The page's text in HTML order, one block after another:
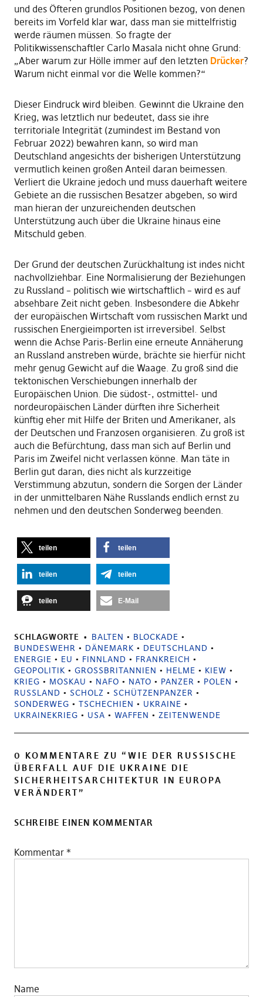
und des Öfteren grundlos Positionen bezog, von denen
bereits im Vorfeld klar war, dass man sie mittelfristig
werde räumen müssen. So fragte der
Politikwissenschaftler Carlo Masala nicht ohne Grund:
„Aber warum zur Hölle immer auf den letzten Drücker?
Warum nicht einmal vor die Welle kommen?“
Dieser Eindruck wird bleiben. Gewinnt die Ukraine den
Krieg, was letztlich nur bedeutet, dass sie ihre
territoriale Integrität (zumindest im Bestand von
Februar 2022) bewahren kann, so wird man
Deutschland angesichts der bisherigen Unterstützung
vermutlich keinen großen Anteil daran beimessen.
Verliert die Ukraine jedoch und muss dauerhaft weitere
Gebiete an die russischen Besatzer abgeben, so wird
man hieran der unzureichenden deutschen
Unterstützung auch über die Ukraine hinaus eine
Mitschuld geben.
Der Grund der deutschen Zurückhaltung ist indes nicht
nachvollziehbar. Eine Normalisierung der Beziehungen
zu Russland – politisch wie wirtschaftlich – wird es auf
absehbare Zeit nicht geben. Insbesondere die Abkehr
der europäischen Wirtschaft vom russischen Markt und
russischen Energieimporten ist irreversibel. Selbst
wenn die Achse Paris-Berlin eine erneute Annäherung
an Russland anstreben würde, brächte sie hierfür nicht
mehr genug Gewicht auf die Waage. Zu groß sind die
tektonischen Verschiebungen innerhalb der
Europäischen Union. Die südost-, ostmittel- und
nordeuropäischen Länder dürften ihre Sicherheit
künftig eher mit Hilfe der Briten und Amerikaner, als
der Deutschen und Franzosen organisieren. Zu groß ist
auch die Befürchtung, dass man sich auf Berlin und
Paris im Zweifel nicht verlassen könne. Man täte in
Berlin gut daran, dies nicht als kurzzeitige
Verstimmung abzutun, sondern die Sorgen der Länder
in der unmittelbaren Nähe Russlands endlich ernst zu
nehmen und den deutschen Sonderweg beenden.
teilen teilen
teilen teilen
teilen E-Mail
SCHLAGWORTE BALTEN • BLOCKADE •
BUNDESWEHR • DÄNEMARK • DEUTSCHLAND •
ENERGIE • EU • FINNLAND • FRANKREICH •
GEOPOLITIK • GROSSBRITANNIEN • HELME • KIEW •
KRIEG • MOSKAU • NAFO • NATO • PANZER • POLEN •
RUSSLAND • SCHOLZ • SCHÜTZENPANZER •
SONDERWEG • TSCHECHIEN • UKRAINE •
UKRAINEKRIEG • USA • WAFFEN • ZEITENWENDE
0 KOMMENTARE ZU “ WIE DER RUSSISCHE
ÜBERFALL AUF DIE UKRAINE DIE
SICHERHEITSARCHITEKTUR IN EUROPA
VERÄNDERT”
SCHREIBE EINEN KOMMENTAR
Kommentar *
Name